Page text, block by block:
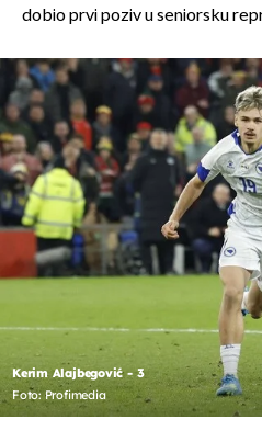
dobio prvi poziv u seniorsku
Kerim Alajbegović - 3
Foto: Profimedia